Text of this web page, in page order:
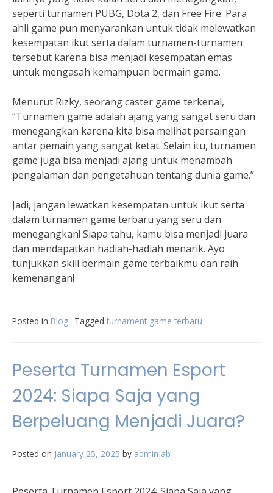
seperti turnamen PUBG, Dota 2, dan Free Fire. Para
ahli game pun menyarankan untuk tidak melewatkan
kesempatan ikut serta dalam turnamen-turnamen
tersebut karena bisa menjadi kesempatan emas
untuk mengasah kemampuan bermain game.
Menurut Rizky, seorang caster game terkenal,
“Turnamen game adalah ajang yang sangat seru dan
menegangkan karena kita bisa melihat persaingan
antar pemain yang sangat ketat. Selain itu, turnamen
game juga bisa menjadi ajang untuk menambah
pengalaman dan pengetahuan tentang dunia game.”
Jadi, jangan lewatkan kesempatan untuk ikut serta
dalam turnamen game terbaru yang seru dan
menegangkan! Siapa tahu, kamu bisa menjadi juara
dan mendapatkan hadiah-hadiah menarik. Ayo
tunjukkan skill bermain game terbaikmu dan raih
kemenangan!
Posted in Blog Tagged turnament game terbaru
Peserta Turnamen Esport
2024: Siapa Saja yang
Berpeluang Menjadi Juara?
Posted on January 25, 2025 by adminjab